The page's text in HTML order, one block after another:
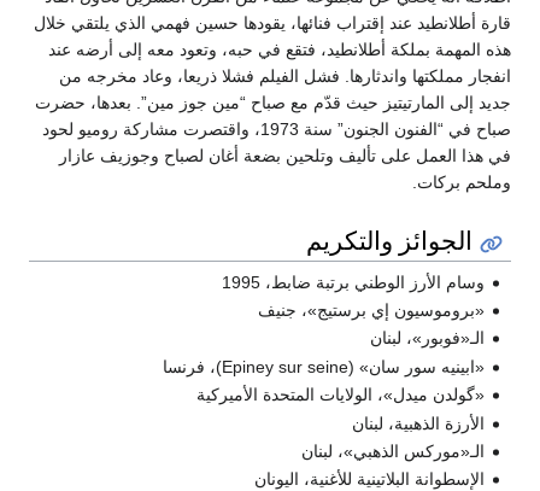
قارة أطلانطيد عند إقتراب فنائها، يقودها حسين فهمي الذي يلتقي خلال
هذه المهمة بملكة أطلانطيد، فتقع في حبه، وتعود معه إلى أرضه عند
انفجار مملكتها واندثارها. فشل الفيلم فشلا ذريعا، وعاد مخرجه من
جديد إلى المارتيتيز حيث قدّم مع صباح “مين جوز مين”. بعدها، حضرت
صباح في “الفنون الجنون” سنة 1973، واقتصرت مشاركة روميو لحود
في هذا العمل على تأليف وتلحين بضعة أغان لصباح وجوزيف عازار
وملحم بركات.
الجوائز والتكريم
وسام الأرز الوطني برتبة ضابط، 1995
«بروموسيون إي برستيج»، جنيف
الـ«فوبور»، لبنان
«ابينيه سور سان» (Epiney sur seine)، فرنسا
«گولدن ميدل»، الولايات المتحدة الأميركية
الأرزة الذهبية، لبنان
الـ«موركس الذهبي»، لبنان
الإسطوانة البلاتينية للأغنية، اليونان